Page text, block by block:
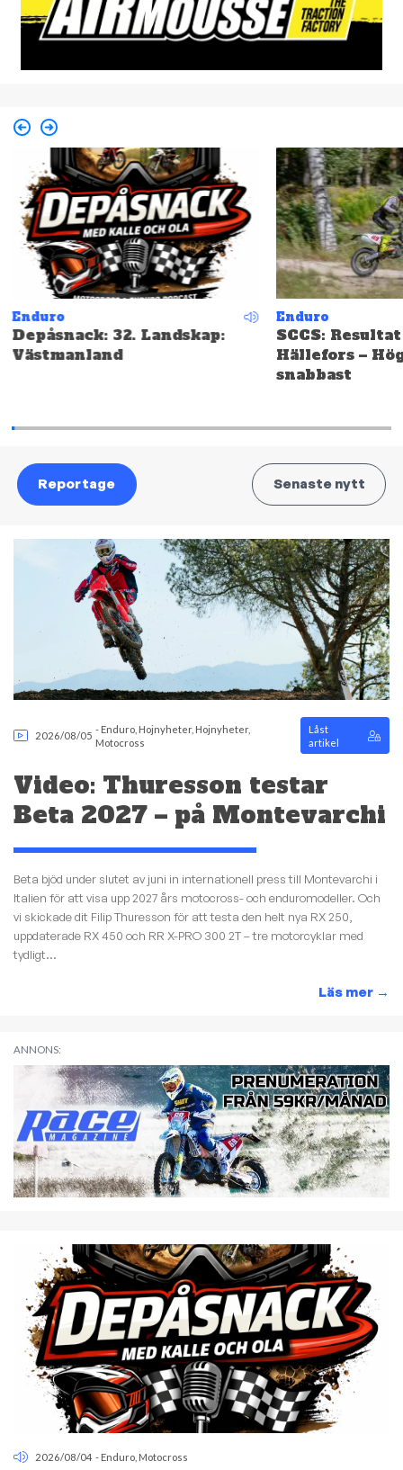
Enduro
Depåsnack: 32. Landskap:
Västmanland
Enduro
SCCS:
Hällefors –
snabbast
Reportage Senaste nytt
2026/08/05
- Enduro Hojnyheter, Hojnyheter,
Motocross
Låst
artikel
Video: Thuresson testar
Beta 2027 – på Montevarchi
Beta bjöd under slutet av juni in internationell press till Montevarchi i
Italien för att visa upp 2027 års motocross- och enduromodeller. Och
vi skickade dit Filip Thuresson för att testa den helt nya RX 250,
uppdaterade RX 450 och RR X-PRO 300 2T – tre motorcyklar med
tydligt...
Läs mer →
ANNONS:
2026/08/04 - Enduro Motocross